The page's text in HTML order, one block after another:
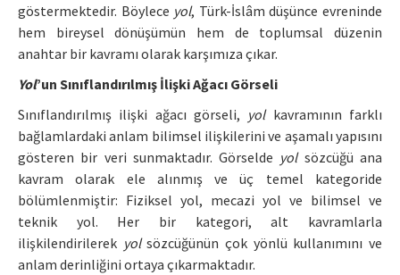
göstermektedir. Böylece yol, Türk-İslâm düşünce evreninde
hem bireysel dönüşümün hem de toplumsal düzenin
anahtar bir kavramı olarak karşımıza çıkar.
Yol’un Sınıflandırılmış İlişki Ağacı Görseli
Sınıflandırılmış ilişki ağacı görseli, yolkavramının farklı
bağlamlardaki anlam bilimsel ilişkilerini ve aşamalı yapısını
gösteren bir veri sunmaktadır. Görselde yolsözcüğü ana
kavram olarak ele alınmış ve üç temel kategoride
bölümlenmiştir: Fiziksel yol, mecazi yol ve bilimsel ve
teknik yol. Her bir kategori, alt kavramlarla
ilişkilendirilerek yolsözcüğünün çok yönlü kullanımını ve
anlam derinliğini ortaya çıkarmaktadır.